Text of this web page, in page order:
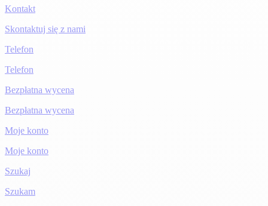
Kontakt
Skontaktuj się z nami
Telefon
Telefon
Bezpłatna wycena
Bezpłatna wycena
Moje konto
Moje konto
Szukaj
Szukam